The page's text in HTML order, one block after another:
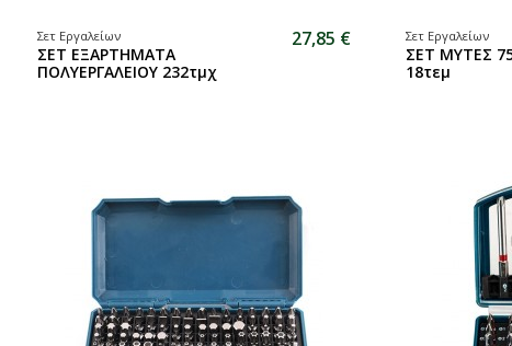
Σετ Εργαλείων
ΣΕΤ ΕΞΑΡΤΗΜΑΤΑ
ΠΟΛΥΕΡΓΑΛΕΙΟΥ 232τμχ
27,85 € Σετ Εργαλείων
ΣΕΤ ΜΥΤΕΣ
18τεμ